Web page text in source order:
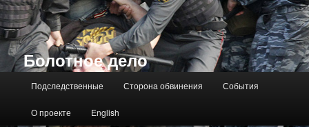
Болотное дело
Подследственные Сторона обвинения События
О проекте English